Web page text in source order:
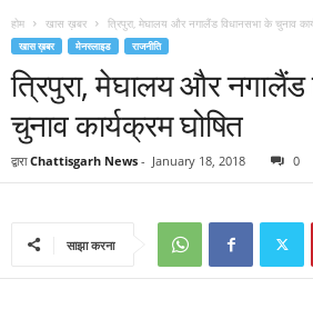
होम खास ख़बर त्रिपुरा, मेघालय और नगालैंड विधानसभा के चुनाव
खास ख़बर मेनस्लाइड राजनीति
त्रिपुरा, मेघालय और
चुनाव कार्यक्रम घोषित
द्वारा Chattisgarh News - January 18, 2018 0
साझा करना